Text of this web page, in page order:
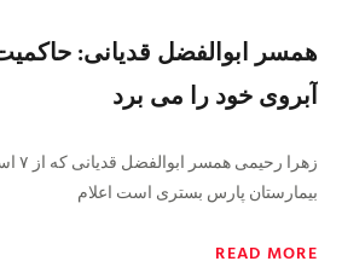
همسر ابوالفضل قدیانی:
آبروی خود را می برد
بیمارستان پارس بستری است اعلام
READ MORE